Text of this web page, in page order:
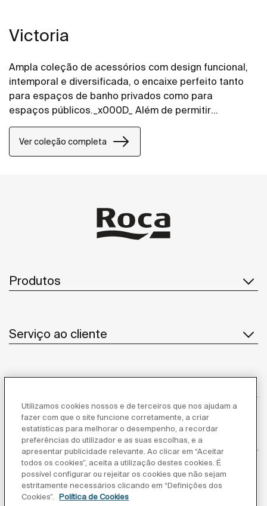
Victoria
Ampla coleção de acessórios com design funcional,
intemporal e diversificada, o encaixe perfeito tanto
para espaços de banho privados como para
espaços públicos._x000D_ Além de permitir
instalação com parafuso, a coleção Victoria também
permite uma fixação alternativa mediante o uso de
um adesivo, evitando assim os buracos e garantindo
Ver coleção completa
Produtos
Serviço ao cliente
Inspiração
Siga-nos
Utilizamos cookies nossos e de terceiros que nos ajudam a
fazer com que o site funcione corretamente, a criar
estatísticas para melhorar o desempenho, a recordar
preferências do utilizador e as suas escolhas, e a
apresentar publicidade relevante. Ao clicar em “Aceitar
todos os cookies”, aceita a utilização destes cookies. É
possível configurar ou rejeitar os cookies que não sejam
estritamente necessários clicando em “Definições dos
Cookies”.
Política de Cookies